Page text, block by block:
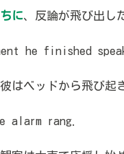
に、反論が飛び出し
he finished
はベッドから飛び起
alarm rang.